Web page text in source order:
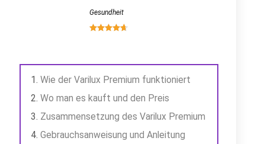
Gesundheit
Wie der Varilux Premium funktioniert
Wo man es kauft und den Preis
Zusammensetzung des Varilux Premium
Gebrauchsanweisung und Anleitung